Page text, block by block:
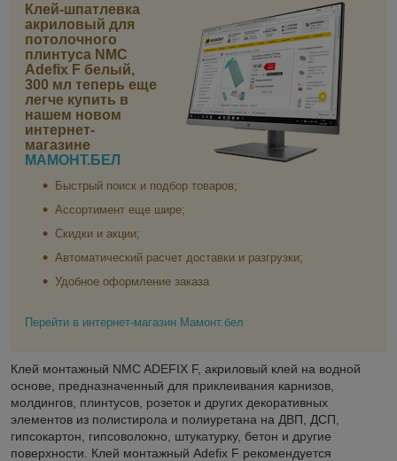
Клей-шпатлевка
акриловый для
потолочного
плинтуса NMC
Adefix F белый,
300 мл теперь еще
легче купить в
нашем новом
интернет-
магазине
МАМОНТ.БЕЛ
Быстрый поиск и подбор товаров;
Ассортимент еще шире;
Скидки и акции;
Автоматический расчет доставки и разгрузки;
Удобное оформление заказа
Перейти в интернет-магазин Мамонт.бел
Клей монтажный NMC ADEFIX F, акриловый клей на водной
основе, предназначенный для приклеивания карнизов,
молдингов, плинтусов, розеток и других декоративных
элементов из полистирола и полиуретана на ДВП, ДСП,
гипсокартон, гипсоволокно, штукатурку, бетон и другие
поверхности. Клей монтажный Adefix F рекомендуется